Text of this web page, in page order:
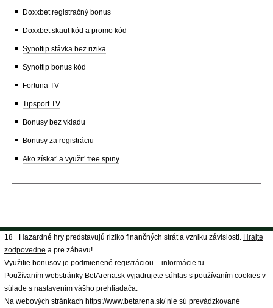
Doxxbet registračný bonus
Doxxbet skaut kód a promo kód
Synottip stávka bez rizika
Synottip bonus kód
Fortuna TV
Tipsport TV
Bonusy bez vkladu
Bonusy za registráciu
Ako získať a využiť free spiny
18+ Hazardné hry predstavujú riziko finančných strát a vzniku závislosti. Hrajte
zodpovedne a pre zábavu!
Využitie bonusov je podmienené registráciou – informácie tu.
Používaním webstránky BetArena.sk vyjadrujete súhlas s používaním cookies v
súlade s nastavením vášho prehliadača.
Na webových stránkach https://www.betarena.sk/ nie sú prevádzkované